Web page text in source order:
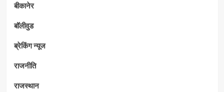
बीकानेर
बॉलीवुड
ब्रेकिंग न्यूज
राजनीति
राजस्थान